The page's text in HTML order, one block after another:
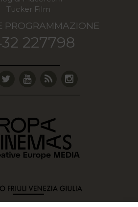
Tucker Film
PROGRAMMAZIONE
227798